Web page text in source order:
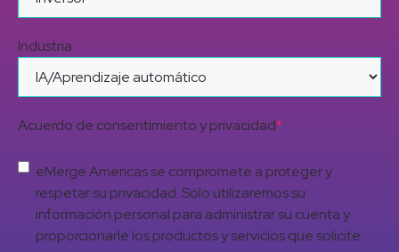
Industria
Acuerdo de consentimiento y privacidad*
eMerge Americas se compromete a proteger y
respetar su privacidad. Sólo utilizaremos su
información personal para administrar su cuenta y
proporcionarle los productos y servicios que solicite.